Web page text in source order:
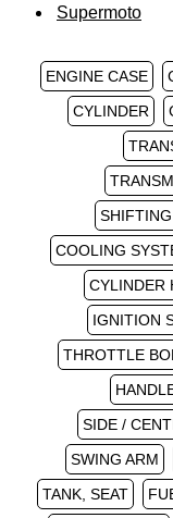
Supermoto
ENGINE CASE
CYLINDER
COOLING
CYLINDER
IGNITION
THROTTLE
SIDE /
SWING ARM
TANK, SEAT